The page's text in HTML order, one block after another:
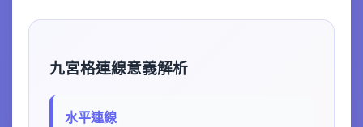
九宮格連線意義解析
水平連線